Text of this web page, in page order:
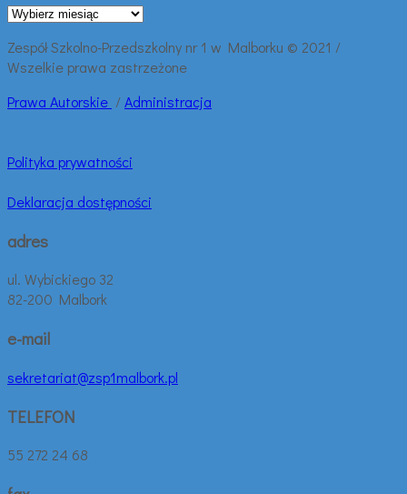
Archiwalne
Zespół Szkolno-Przedszkolny nr 1 w Malborku © 2021 /
Wszelkie prawa zastrzeżone
Prawa Autorskie /Administracja
Polityka prywatności
Deklaracja dostępności
adres
ul. Wybickiego 32
82-200 Malbork
e-mail
sekretariat@zsp1malbork.pl
TELEFON
55 272 24 68